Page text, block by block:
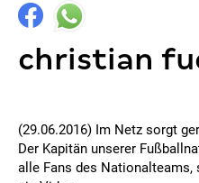
christian
(29.06.2016) Im Netz sorgt
Der Kapitän unserer
alle Fans des Nationalteams,